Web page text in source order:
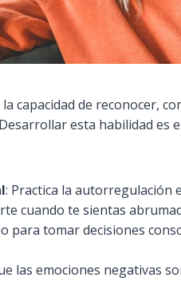
capacidad de reconocer,
esta habilidad es
: Practica la autorregulación
cuando te sientas
para tomar decisiones
las emociones negativas